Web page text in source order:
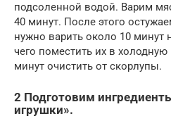
подсоленной водой. Варим
40 минут. После этого
нужно варить около 10 минут
чего поместить их в
минут очистить от скорлупы.
2 Подготовим
игрушки».